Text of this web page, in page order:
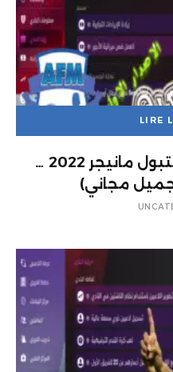
LIRE
برنامج اللغه العربيه فتبول مانيجر 2022 …
مجاني)